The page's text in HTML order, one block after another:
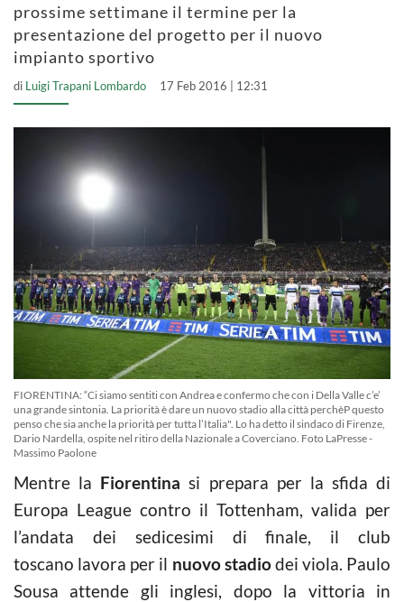
prossime settimane il termine per la
presentazione del progetto per il nuovo
impianto sportivo
di Luigi Trapani Lombardo 17 Feb 2016 | 12:31
FIORENTINA: “Ci siamo sentiti con Andrea e confermo che con i Della Valle c’e’
una grande sintonia. La priorità è dare un nuovo stadio alla città perchèP questo
penso che sia anche la priorità per tutta l’Italia". Lo ha detto il sindaco di Firenze,
Dario Nardella, ospite nel ritiro della Nazionale a Coverciano. Foto LaPresse -
Massimo Paolone
Mentre la Fiorentina si prepara per la sfida di
Europa League contro il Tottenham, valida per
l’andata dei sedicesimi di finale, il club
toscano lavora per il nuovo stadiodei viola. Paulo
Sousa attende gli inglesi, dopo la vittoria in